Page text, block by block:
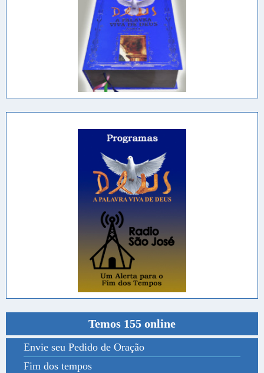
Temos 155 online
Envie seu Pedido de Oração
Fim dos tempos